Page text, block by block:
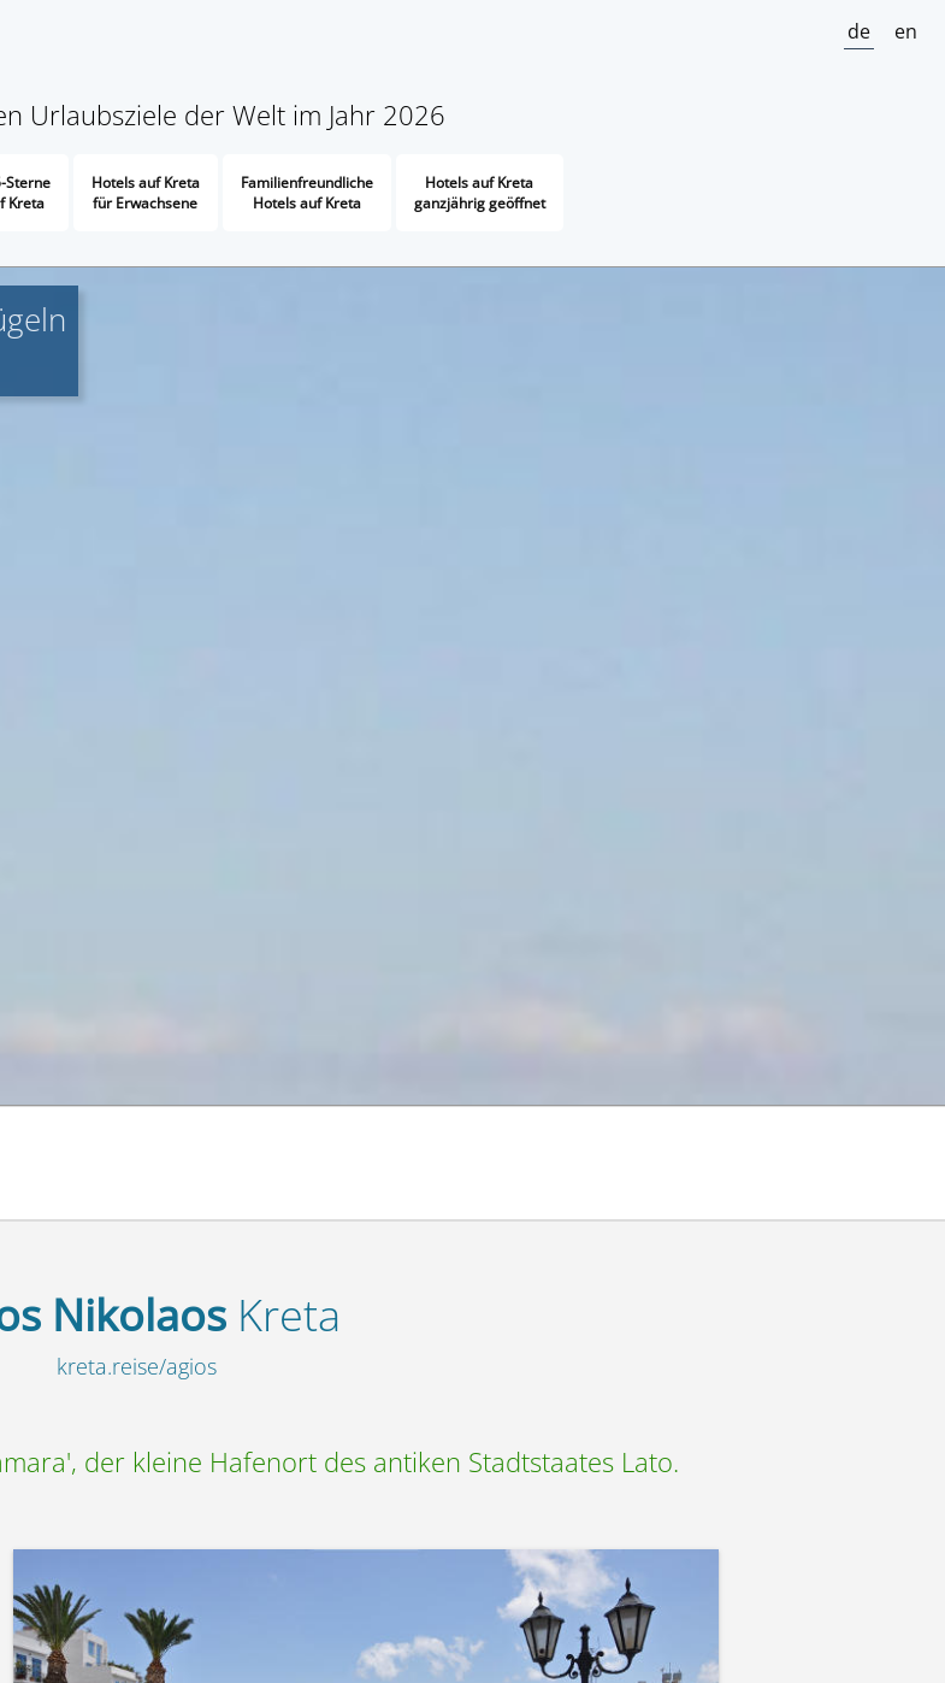
de en
Urlaubsziele der Welt im Jahr 2026
Sterne
Kreta
Hotels auf Kreta
für Erwachsene
Familienfreundliche
Hotels auf Kreta
Hotels auf Kreta
ganzjährig geöffnet
Nikolaos Kreta
kreta.reise/agios
der kleine Hafenort des antiken Stadtstaates Lato.